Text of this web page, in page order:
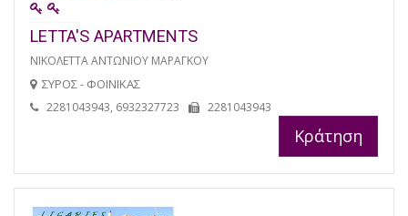
LETTA'S APARTMENTS
ΝΙΚΟΛΕΤΤΑ ΑΝΤΩΝΙΟΥ ΜΑΡΑΓΚΟΥ
ΣΥΡΟΣ - ΦΟΙΝΙΚΑΣ
2281043943, 6932327723 2281043943
Κράτηση